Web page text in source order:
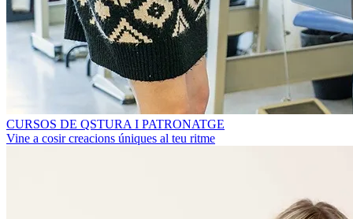
CURSOS DE QSTURA I PATRONATGE
Vine a cosir creacions úniques al teu ritme